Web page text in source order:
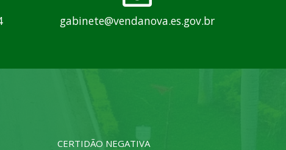
gabinete@vendanova.es.gov.br
CERTIDÃO NEGATIVA